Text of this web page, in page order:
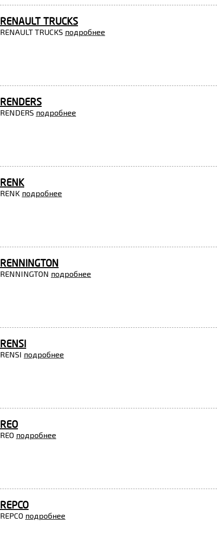
RENAULT TRUCKS
RENAULT TRUCKS подробнее
RENDERS
RENDERS подробнее
RENK
RENK подробнее
RENNINGTON
RENNINGTON подробнее
RENSI
RENSI подробнее
REO
REO подробнее
REPCO
REPCO подробнее